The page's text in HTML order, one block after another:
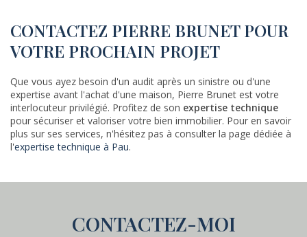
CONTACTEZ PIERRE BRUNET POUR
VOTRE PROCHAIN PROJET
Que vous ayez besoin d'un audit après un sinistre ou d'une
expertise avant l'achat d'une maison, Pierre Brunet est votre
interlocuteur privilégié. Profitez de son expertise technique
pour sécuriser et valoriser votre bien immobilier. Pour en savoir
plus sur ses services, n'hésitez pas à consulter la page dédiée à
l'expertise technique à Pau.
CONTACTEZ-MOI